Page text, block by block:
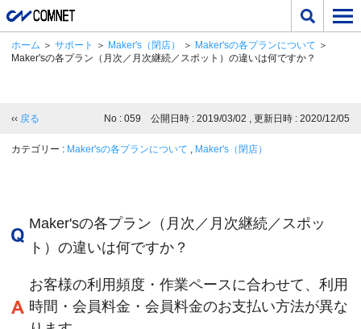
ホーム ＞ サポート ＞ Maker's（閉店） ＞ Maker'sの各プランについて ＞
Maker'sの各プラン（月次／月次継続／スポット）の違いは何ですか？
‹‹ 戻る No : 059 公開日時 : 2019/03/02 , 更新日時 : 2020/12/05
カテゴリー : Maker'sの各プランについて , Maker's（閉店）
Maker'sの各プラン（月次／月次継続／スポッ
ト）の違いは何ですか？
お客様の利用頻度・作業ペースに合わせて、利用
時間・会員料金・会員料金のお支払い方法が異な